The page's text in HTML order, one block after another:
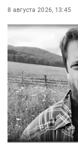
8 августа 2026, 13:45